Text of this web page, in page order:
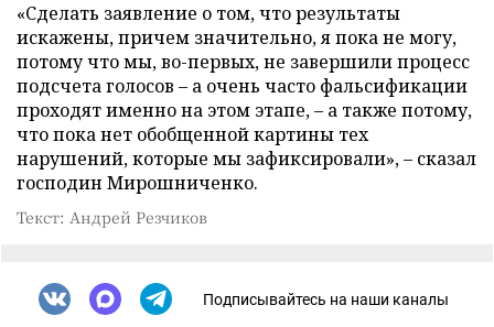
«Сделать заявление о том, что результаты
искажены, причем значительно, я пока не могу,
потому что мы, во-первых, не завершили процесс
подсчета голосов – а очень часто фальсификации
проходят именно на этом этапе, – а также потому,
что пока нет обобщенной картины тех
нарушений, которые мы зафиксировали», – сказал
господин Мирошниченко.
Текст: Андрей Резчиков
Подписывайтесь на наши каналы